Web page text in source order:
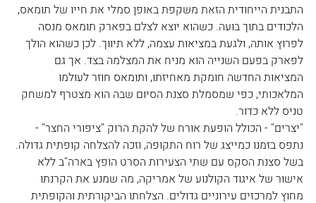
התבנית הייחודית הזאת משקפת באופן סמלי את חייו של תומאס,
הלכודים בתוך בועה. כשהוא יוצא לצלם בפארק תומאס מנסה
לפרוץ אותה, ולגעת במציאות עצמה, ללא תיווך. לכן כשהוא הולך
לפארק בפעם השנייה הוא מניח את המצלמה בצד. אך גם
המציאות החדשה חומקת מאחיזתו, ותומאס חוזר לעולמו
המלאכותי, כפי שמסמלת סצנת הסיום שבה הוא מצטרף למשחק
טניס ללא כדור.
"יצרים" - הכולל הופעת אורח של להקת הרוק "ציפורי החצר" -
נתפס בזמנו כמייצג של רוח התקופה, וזכה להצלחה קופתית גדולה.
בשל סצנת הסקס עם שתי הצעירות הסרט הופץ בארה"ב ללא
אישור של איגוד הקולנוע של אמריקה, מה שמנע את הקרנתו
מחוץ למרכזים עירוניים גדולים. הצלחתו הביקורתית והקופתית